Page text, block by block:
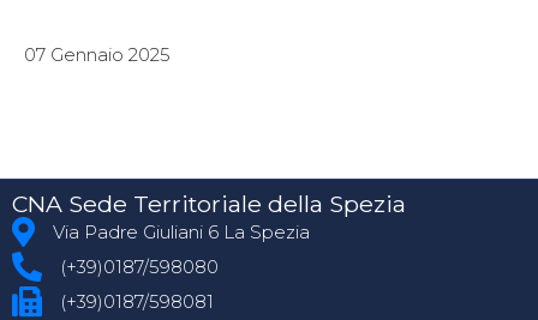
07 Gennaio 2025
CNA Sede Territoriale della Spezia
Via Padre Giuliani 6 La Spezia
(+39)0187/598080
(+39)0187/598081